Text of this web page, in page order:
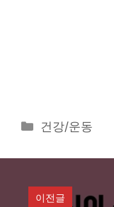
카
고
건강/운동
이전글